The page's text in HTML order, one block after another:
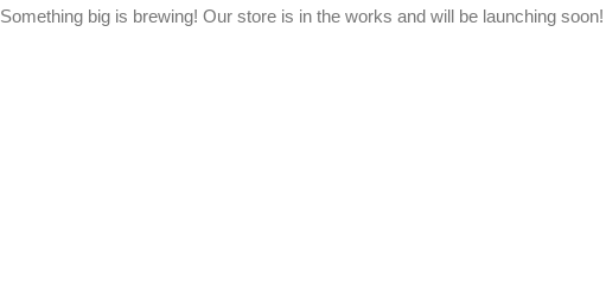
Something big is brewing! Our store is in the works and will be launching soon!